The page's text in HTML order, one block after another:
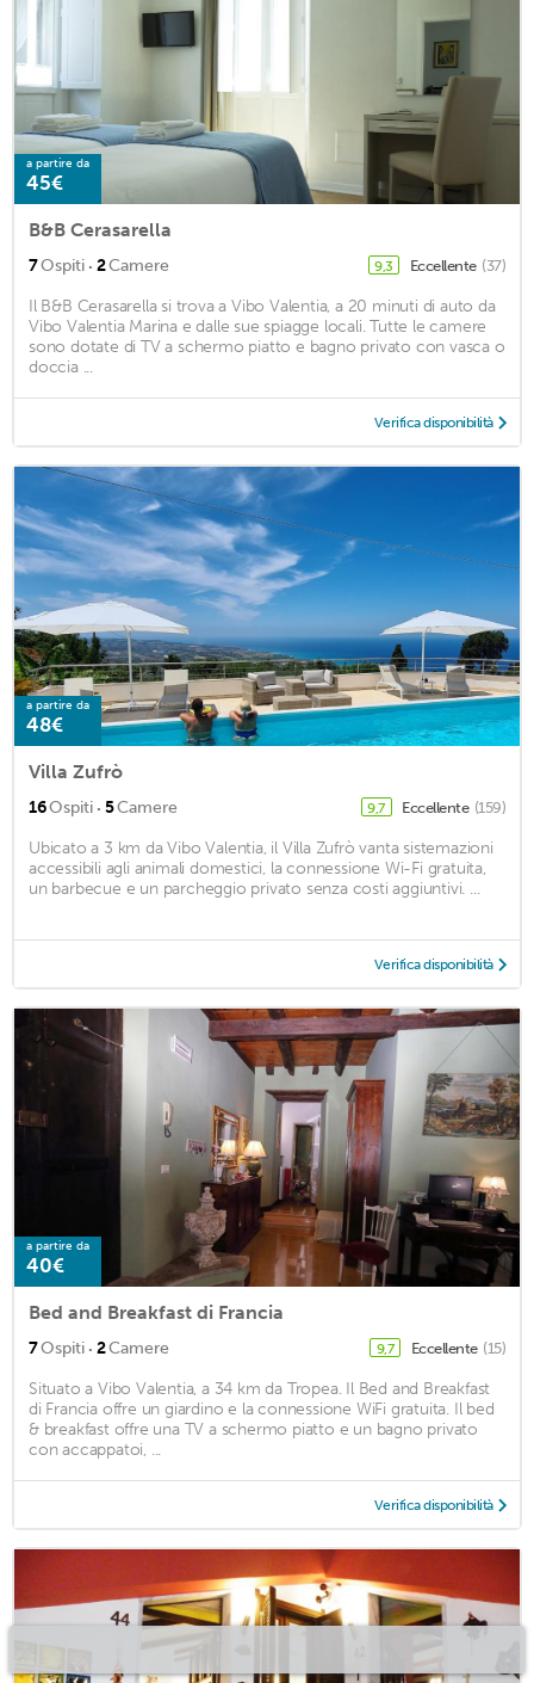
a partire da
45€
B&B Cerasarella
7Ospiti · 2Camere 9,3 Eccellente (37)
Il B&B Cerasarella si trova a Vibo Valentia, a 20 minuti di auto da
Vibo Valentia Marina e dalle sue spiagge locali. Tutte le camere
sono dotate di TV a schermo piatto e bagno privato con vasca o
doccia ...
Verifica disponibilità
a partire da
48€
Villa Zufrò
16Ospiti · 5Camere 9,7 Eccellente (159)
Ubicato a 3 km da Vibo Valentia, il Villa Zufrò vanta sistemazioni
accessibili agli animali domestici, la connessione Wi-Fi gratuita,
un barbecue e un parcheggio privato senza costi aggiuntivi. ...
Verifica disponibilità
a partire da
40€
Bed and Breakfast di Francia
7Ospiti · 2Camere 9,7 Eccellente (15)
Situato a Vibo Valentia, a 34 km da Tropea. Il Bed and Breakfast
di Francia offre un giardino e la connessione WiFi gratuita. Il bed
& breakfast offre una TV a schermo piatto e un bagno privato
con accappatoi, ...
Verifica disponibilità